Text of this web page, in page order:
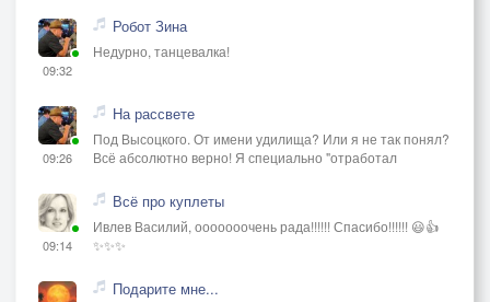
09:32
Робот Зина
Недурно, танцевалка!
09:26
На рассвете
Под Высоцкого. От имени удилища? Или я не так понял?
Всё абсолютно верно! Я специально "отработал
09:14
Всё про куплеты
Ивлев Василий, ооооооочень рада!!!!!! Спасибо!!!!!! 😃👍
✨✨✨
Подарите мне...